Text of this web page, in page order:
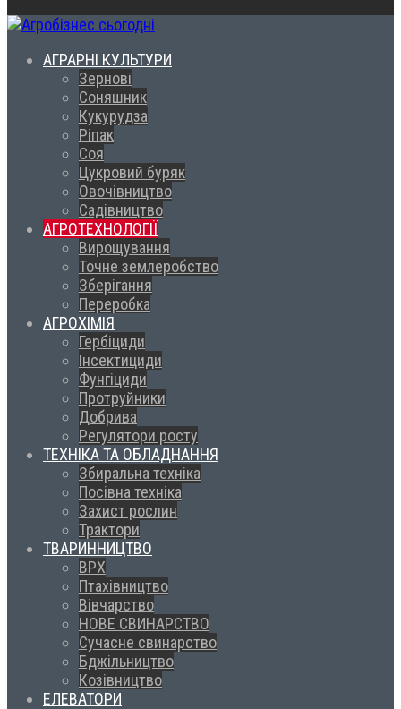
АГРАРНІ КУЛЬТУРИ
Зернові
Соняшник
Кукурудза
Ріпак
Соя
Цукровий буряк
Овочівництво
Садівництво
АГРОТЕХНОЛОГІЇ
Вирощування
Точне землеробство
Зберігання
Переробка
АГРОХІМІЯ
Гербіциди
Інсектициди
Фунгіциди
Протруйники
Добрива
Регулятори росту
ТЕХНІКА ТА ОБЛАДНАННЯ
Збиральна техніка
Посівна техніка
Захист рослин
Трактори
ТВАРИННИЦТВО
ВРХ
Птахівництво
Вівчарство
НОВЕ СВИНАРСТВО
Сучасне свинарство
Бджільництво
Козівництво
ЕЛЕВАТОРИ